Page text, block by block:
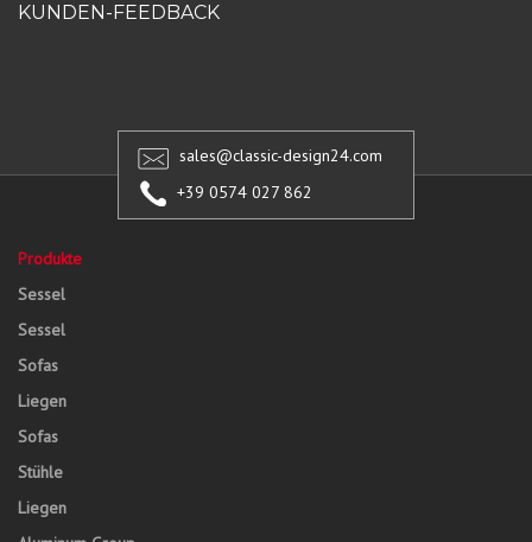
KUNDEN-FEEDBACK
sales@classic-design24.com
+39 0574 027 862
Produkte
Sessel
Sessel
Sofas
Liegen
Sofas
Stühle
Liegen